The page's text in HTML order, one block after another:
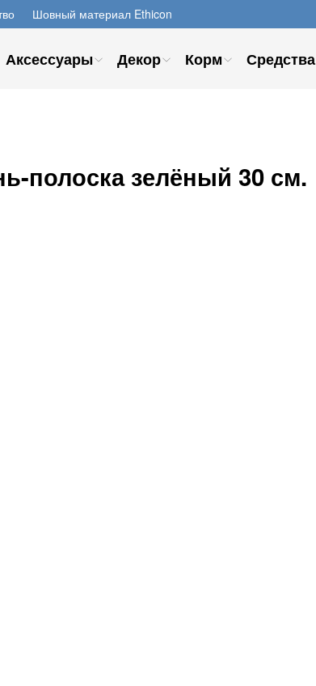
Шовный материал Ethicon
Аксессуары Декор Корм Средства
полоска зелёный 30 см.